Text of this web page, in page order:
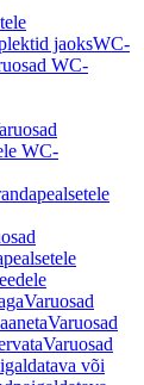
jaoksWC-
WC-
WC-
Varuosad
Varuosad
Varuosad
või